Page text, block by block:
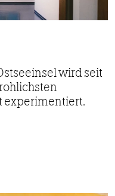
wird seit
experimentiert.